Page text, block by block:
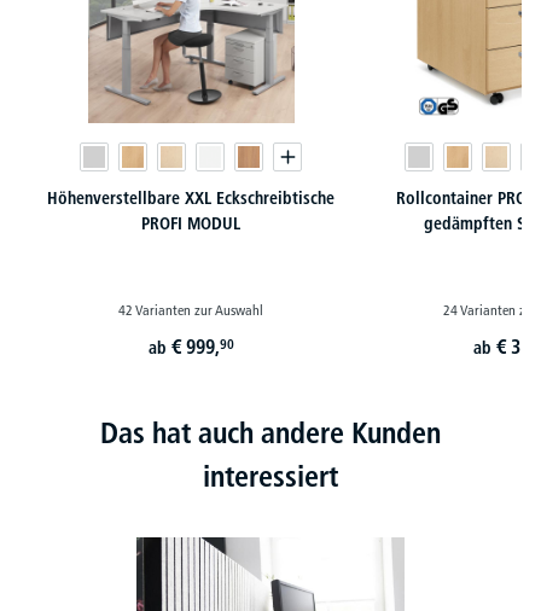
Höhenverstellbare XXL Eckschreibtische
PROFI MODUL
42 Varianten zur Auswahl
ab € 999,90
Rollcontainer
gedämpften
24 Varianten zur
ab €
Das hat auch andere Kunden
interessiert